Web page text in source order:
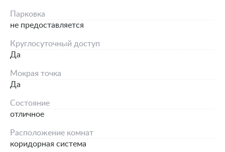
Парковка
не предоставляется
Круглосуточный доступ
Да
Мокрая точка
Да
Состояние
отличное
Расположение комнат
коридорная система